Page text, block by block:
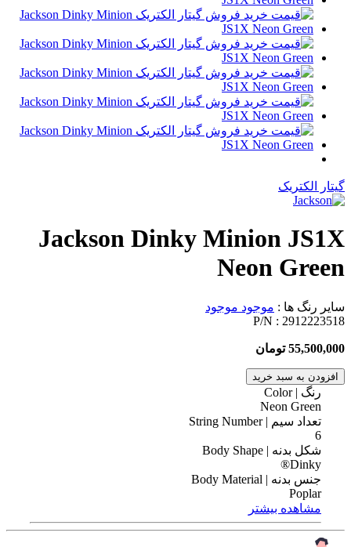
گیتار الکتریک
Jackson Dinky Minion JS1X
Neon Green
سایر رنگ ها : موجود موجود
P/N : 2912223518
55,500,000 تومان
افزودن به سبد خرید
رنگ | Color
Neon Green
تعداد سیم | String Number
6
شکل بدنه | Body Shape
Dinky®
جنس بدنه | Body Material
Poplar
مشاهده بیشتر